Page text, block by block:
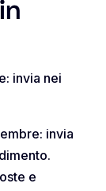
invia nei
invia
e